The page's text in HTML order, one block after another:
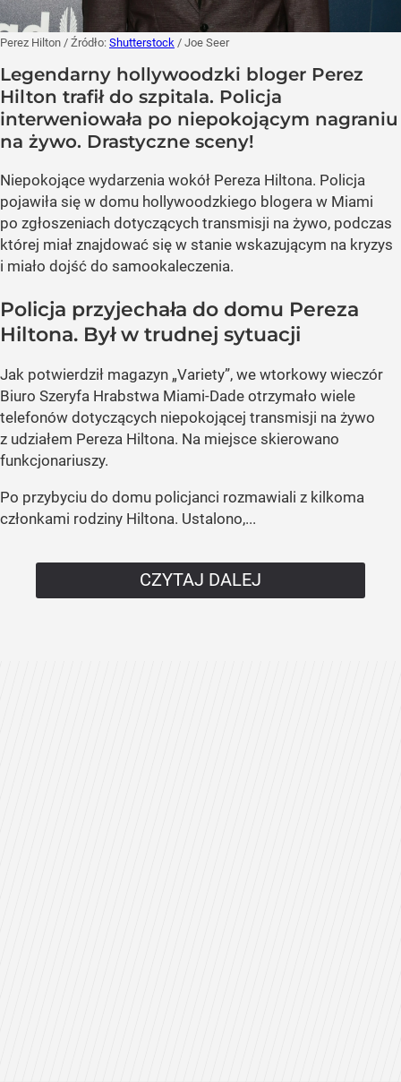
Perez Hilton / Źródło: Shutterstock / Joe Seer
Legendarny hollywoodzki bloger Perez
Hilton trafił do szpitala. Policja
interweniowała po niepokojącym nagraniu
na żywo. Drastyczne sceny!
Niepokojące wydarzenia wokół Pereza Hiltona. Policja
pojawiła się w domu hollywoodzkiego blogera w Miami
po zgłoszeniach dotyczących transmisji na żywo, podczas
której miał znajdować się w stanie wskazującym na kryzys
i miało dojść do samookaleczenia.
Policja przyjechała do domu Pereza
Hiltona. Był w trudnej sytuacji
Jak potwierdził magazyn „Variety”, we wtorkowy wieczór
Biuro Szeryfa Hrabstwa Miami-Dade otrzymało wiele
telefonów dotyczących niepokojącej transmisji na żywo
z udziałem Pereza Hiltona. Na miejsce skierowano
funkcjonariuszy.
Po przybyciu do domu policjanci rozmawiali z kilkoma
członkami rodziny Hiltona. Ustalono,...
CZYTAJ DALEJ